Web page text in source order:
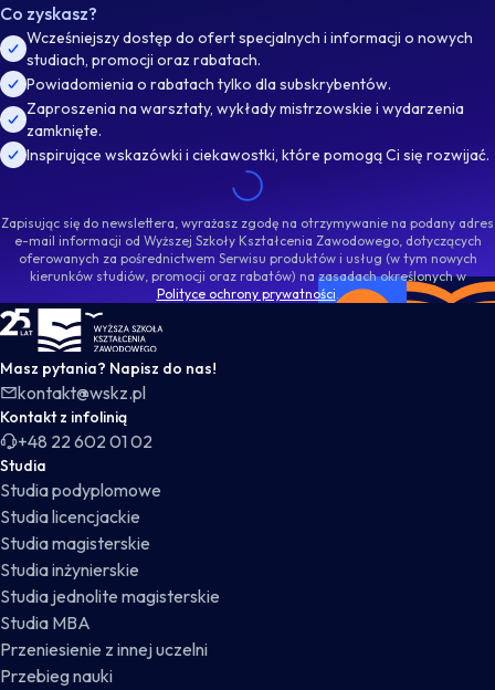
Co zyskasz?
Wcześniejszy dostęp do ofert specjalnych i informacji o nowych
studiach, promocji oraz rabatach.
Powiadomienia o rabatach tylko dla subskrybentów.
Zaproszenia na warsztaty, wykłady mistrzowskie i wydarzenia
zamknięte.
Inspirujące wskazówki i ciekawostki, które pomogą Ci się rozwijać.
Zapisując się do newslettera, wyrażasz zgodę na otrzymywanie na podany adres
e-mail informacji od Wyższej Szkoły Kształcenia Zawodowego, dotyczących
oferowanych za pośrednictwem Serwisu produktów i usług (w tym nowych
kierunków studiów, promocji oraz rabatów) na zasadach określonych w
Polityce ochrony prywatności.
WSKZ - strona główna
Masz pytania? Napisz do nas!
kontakt@wskz.pl
Kontakt z infolinią
+48 22 602 01 02
Studia
Studia podyplomowe
Studia licencjackie
Studia magisterskie
Studia inżynierskie
Studia jednolite magisterskie
Studia MBA
Przeniesienie z innej uczelni
Przebieg nauki